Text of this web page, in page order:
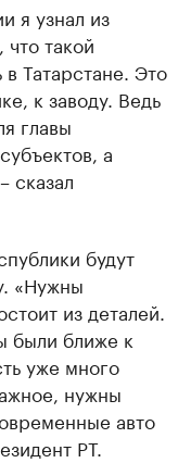
я узнал из
такой
Татарстане. Это
к заводу. Ведь
главы
а
сказал
будут
«Нужны
из деталей.
были ближе к
уже много
нужны
авто
РТ.